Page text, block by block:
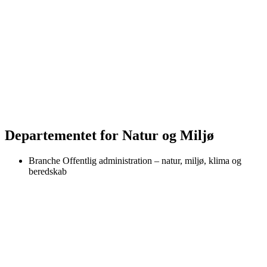
Departementet for Natur og Miljø
Branche Offentlig administration – natur, miljø, klima og
beredskab